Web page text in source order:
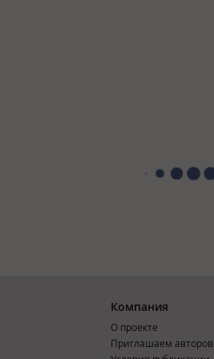
Компания
О проекте
Приглашаем авторов